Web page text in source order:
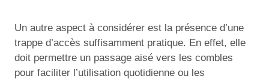
Un autre aspect à considérer est la présence d’une
trappe d’accès suffisamment pratique. En effet, elle
doit permettre un passage aisé vers les combles
pour faciliter l’utilisation quotidienne ou les